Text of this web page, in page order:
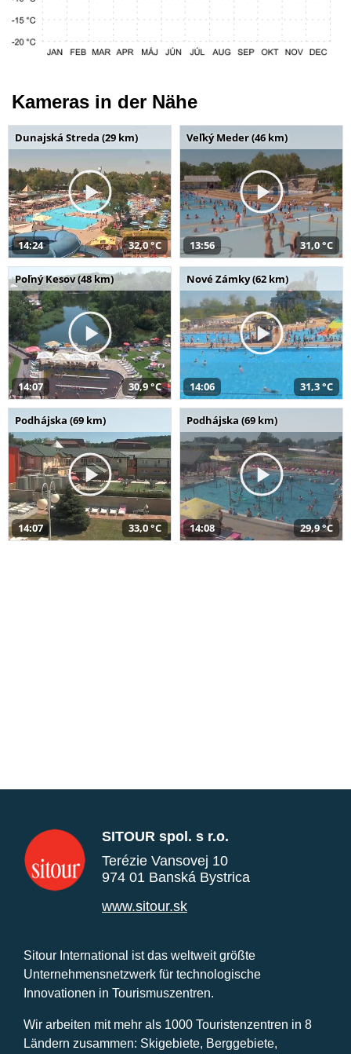
Kameras in der Nähe
Dunajská Streda (29 km)
14:24 32,0 °C
Veľký Meder (46 km)
13:56 31,0 °C
Poľný Kesov (48 km)
14:07 30,9 °C
Nové Zámky (62 km)
14:06 31,3 °C
Podhájska (69 km)
14:07 33,0 °C
Podhájska (69 km)
14:08 29,9 °C
SITOUR spol. s r.o.
Terézie Vansovej 10
974 01 Banská Bystrica
www.sitour.sk
Sitour International ist das weltweit größte
Unternehmensnetzwerk für technologische
Innovationen in Tourismuszentren.
Wir arbeiten mit mehr als 1000 Touristenzentren in 8
Ländern zusammen: Skigebiete, Berggebiete,